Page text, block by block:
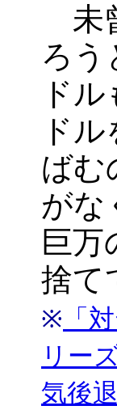
未
ろう
ド
ド
ばむ
がな
巨万
捨て
※ 「
リー
気後